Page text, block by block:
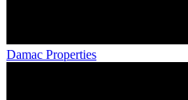
Damac Properties